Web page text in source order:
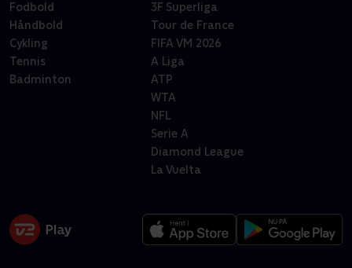
Fodbold
Håndbold
Cykling
Tennis
Badminton
3F Superliga
Tour de France
FIFA VM 2026
A Liga
ATP
WTA
NFL
Serie A
Diamond League
La Vuelta